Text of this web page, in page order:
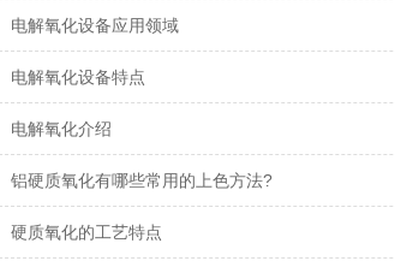
电解氧化设备应用领域
电解氧化设备特点
电解氧化介绍
铝硬质氧化有哪些常用的上色方法?
硬质氧化的工艺特点